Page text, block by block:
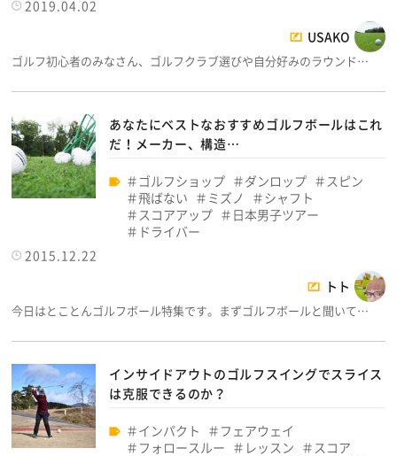
2019.04.02
USAKO
ゴルフ初心者のみなさん、ゴルフクラブ選びや自分好みのラウンド…
あなたにベストなおすすめゴルフボールはこれ
だ！メーカー、構造…
ゴルフショップ ダンロップ
スピン
飛ばない
ミズノ
シャフト
スコアアップ
日本男子ツアー
ドライバー
2015.12.22
トト
今日はとことんゴルフボール特集です。まずゴルフボールと聞いて…
インサイドアウトのゴルフスイングでスライス
は克服できるのか？
インパクト
フェアウェイ
フォロースルー
レッスン
スコア